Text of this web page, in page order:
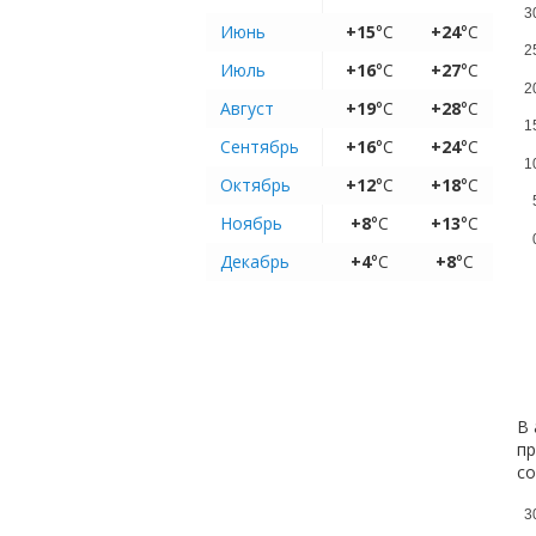
Июнь
+15°C +24°C
Июль
+16°C +27°C
Август
+19°C +28°C
Сентябрь
+16°C +24°C
Октябрь
+12°C +18°C
Ноябрь
+8°C +13°C
Декабрь
+4°C +8°C
В